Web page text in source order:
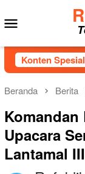
ke
konten
Konten Spesial
Beranda Berita
Komandan
Upacara
Lantamal